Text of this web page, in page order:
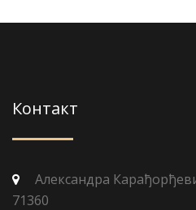
Контакт
Александра
71360